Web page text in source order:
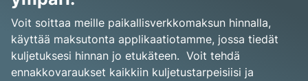
Voit soittaa meille paikallisverkkomaksun hinnalla,
käyttää maksutonta applikaatiotamme, jossa tiedät
kuljetuksesi hinnan jo etukäteen. Voit tehdä
ennakkovaraukset kaikkiin kuljetustarpeisiisi ja